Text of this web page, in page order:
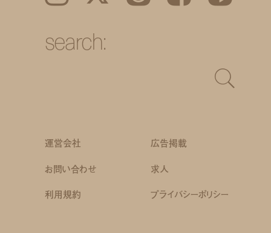
search:
運営会社
広告掲載
お問い合わせ
求人
利用規約 プライバシーポリシー